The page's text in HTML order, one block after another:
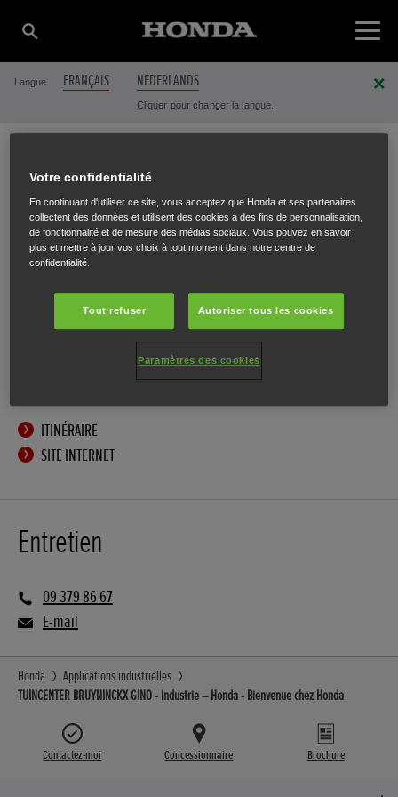
Langue FRANÇAIS NEDERLANDS
Cliquer pour changer la langue.
TUINCENTER
BRUYNINCKX GINO
Sint-Jansstraat 73,Sint-Laureins ,9982
ITINÉRAIRE
SITE INTERNET
Entretien
09 379 86 67
E-mail
Honda
Applications industrielles
TUINCENTER BRUYNINCKX GINO - Industrie – Honda - Bienvenue chez Honda
Contactez-moi Concessionnaire Brochure
Votre confidentialité
En continuant d'utiliser ce site, vous acceptez que Honda et ses partenaires
collectent des données et utilisent des cookies à des fins de personnalisation,
de fonctionnalité et de mesure des médias sociaux. Vous pouvez en savoir
plus et mettre à jour vos choix à tout moment dans notre centre de
confidentialité.
Tout refuser Autoriser tous les cookies
Paramètres des cookies